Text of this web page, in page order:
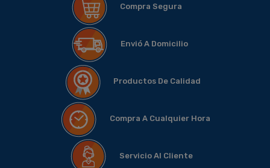
Compra Segura
Envió A Domicilio
Productos De Calidad
Compra A Cualquier Hora
Servicio Al Cliente